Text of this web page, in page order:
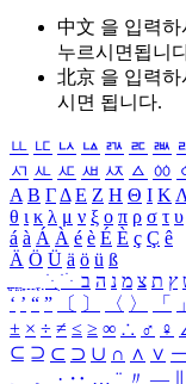
中文 을 입력하
누르시면됩니
北京 을 입력하
시면 됩니다.
ㅥ ㅦ ㅧ ㅨ ㅩ ㅪ ㅫ
ㅺ ㅻ ㅼ ㅽ ㅾ ㅿ ㆀ
Α Β ΓΔ Ε Ζ Η Θ Ι Κ
θ ι κ λ μ ν ξ ο π ρ σ τ υ
á à Á À é è É È ç Ç ê
Ä Ö Ü ä ö ü ß
ִֶֹ ֻּ ׁׂ ץ ת צ מ נ ה ב
‘ ’ “ ” 〔 〕 〈 〉 「 」
± × ÷ ≠ ≤ ≥ ∞ ∴ ♂ ♀
⊆ ⊇ ⊂ ⊃ ∪ ∩ ∧ ∨
、
。 · ‥ … ¨ 〃 ―